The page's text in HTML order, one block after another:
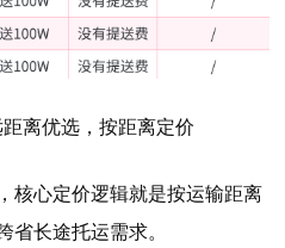
离优选，按距离定价
核心定价逻辑就是按运输距离
省长途托运需求。